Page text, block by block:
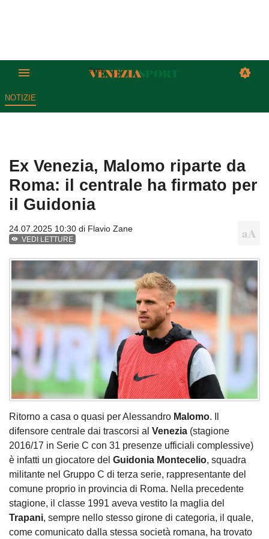
NOTIZIE
Ex Venezia, Malomo riparte da
Roma: il centrale ha firmato per
il Guidonia
24.07.2025 10:30 di Flavio Zane
VEDI LETTURE
Ritorno a casa o quasi per Alessandro Malomo. Il
difensore centrale dai trascorsi al Venezia (stagione
2016/17 in Serie C con 31 presenze ufficiali complessive)
è infatti un giocatore del Guidonia Montecelio, squadra
militante nel Gruppo C di terza serie, rappresentante del
comune proprio in provincia di Roma. Nella precedente
stagione, il classe 1991 aveva vestito la maglia del
Trapani, sempre nello stesso girone di categoria, il quale,
come comunicato dalla stessa società romana, ha trovato